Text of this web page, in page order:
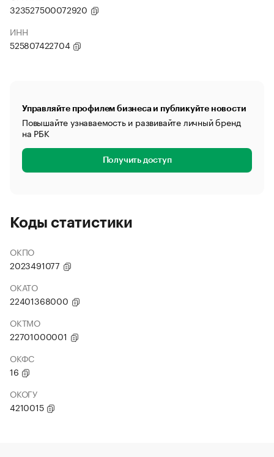
323527500072920
ИНН
525807422704
Управляйте профилем бизнеса и публикуйте новости
Повышайте узнаваемость и развивайте личный бренд
на РБК
Получить доступ
Коды статистики
ОКПО
2023491077
ОКАТО
22401368000
ОКТМО
22701000001
ОКФС
16
ОКОГУ
4210015